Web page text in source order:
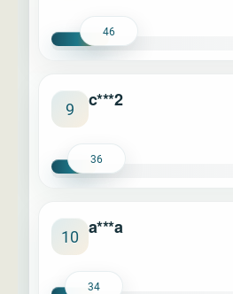
46
9 c***2
36
10 a***a
34